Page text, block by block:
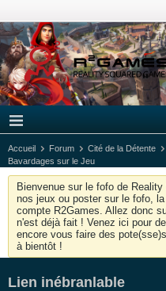
Accueil Forum Cité de la Détente
Bavardages sur le Jeu
Bienvenue sur le fofo de
nos jeux ou poster sur le fofo,
compte R2Games. Allez donc
n'est déjà fait ! Venez ici pour
encore vous faire des
à bientôt !
Lien inébranlable